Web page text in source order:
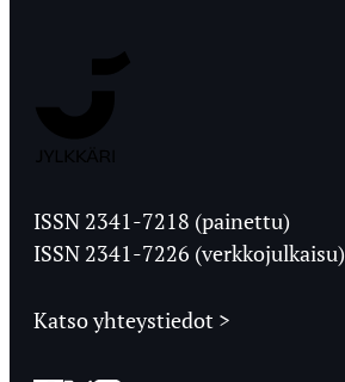
Ylioppilaslehti
ISSN 2341-7218 (painettu)
ISSN 2341-7226 (verkkojulkaisu)
Katso yhteystiedot >